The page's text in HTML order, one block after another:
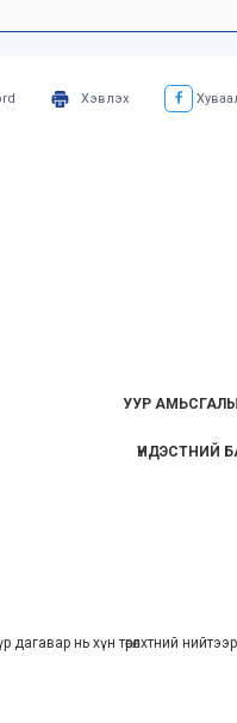
Хэвлэх
УУР
ҮНДЭСТНИЙ
үр дагавар нь хүн төрөлхтний